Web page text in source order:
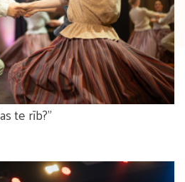
te rīb?"